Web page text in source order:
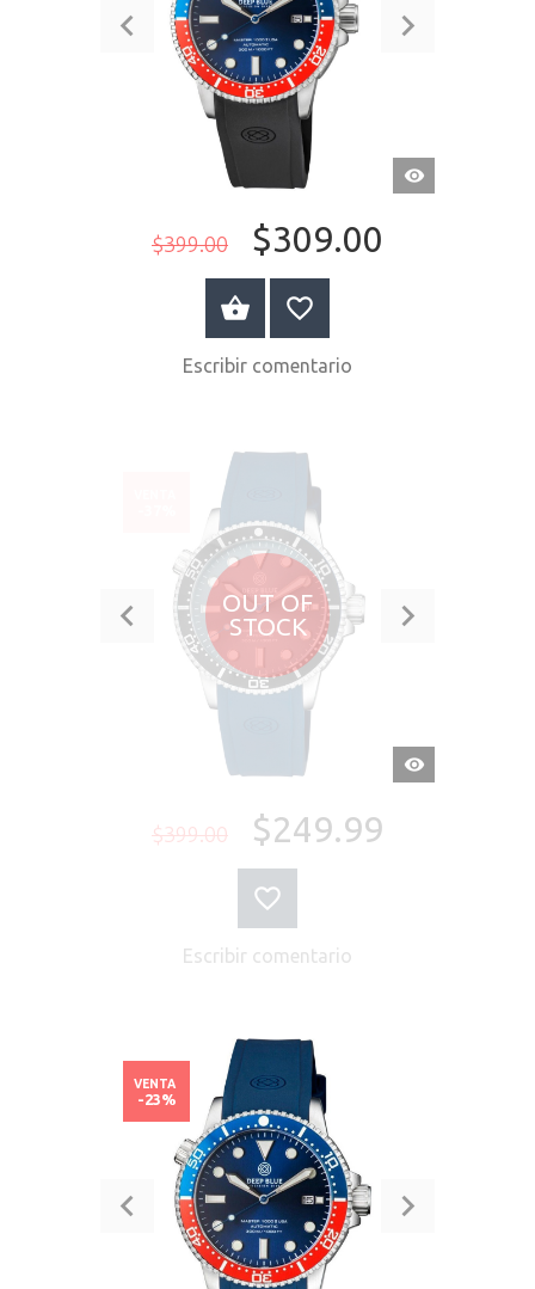
VISTA
RÁPIDA
$399.00 $309.00
COMPRAR AHORA
Escribir comentario
OUT OF
STOCK
VISTA
RÁPIDA
$399.00 $249.99
Escribir comentario
VENTA
-23%